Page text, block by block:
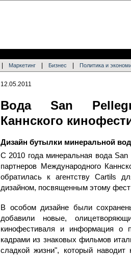
Маркетинг Бизнес Политика и
12.05.2011
Вода San
Каннского
Дизайн бутылки минеральной
С 2010 года минеральная вода
партнеров Международного
обратилась к агентству Cartils
дизайном, посвященным этому
В особом дизайне были
добавили новые,
кинофестиваля и информация о
кадрами из знаковых фильмов
сладкой жизни", который